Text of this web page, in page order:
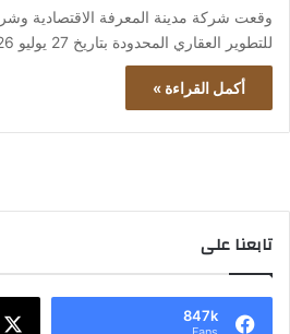
وقعت شركة مدينة المعرفة الاقتصادية
للتطوير العقاري المحدودة بتاريخ 27 يوليو 2026، خطاب نوايا مع شركة…
أكمل القراءة »
تابعنا على
847k